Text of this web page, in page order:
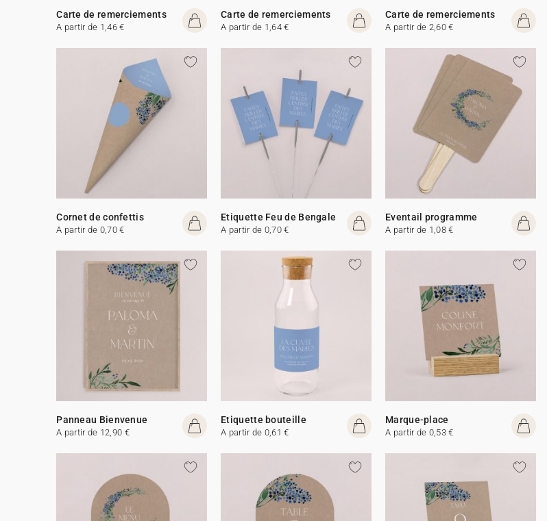
Carte de remerciements
A partir de 1,46 €
Carte de remerciements
A partir de 1,64 €
Carte de remerciements
A partir de 2,60 €
Cornet de confettis
A partir de 0,70 €
Etiquette Feu de Bengale
A partir de 0,70 €
Eventail programme
A partir de 1,08 €
Panneau Bienvenue
A partir de 12,90 €
Etiquette bouteille
A partir de 0,61 €
Marque-place
A partir de 0,53 €